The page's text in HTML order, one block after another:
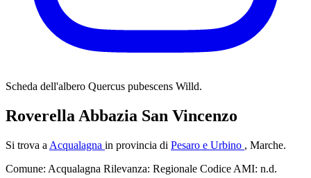
Scheda dell'albero Quercus pubescens Willd.
Roverella Abbazia San Vincenzo
Si trova a Acqualagna in provincia di Pesaro e Urbino , Marche.
Comune: Acqualagna Rilevanza: Regionale Codice AMI: n.d.